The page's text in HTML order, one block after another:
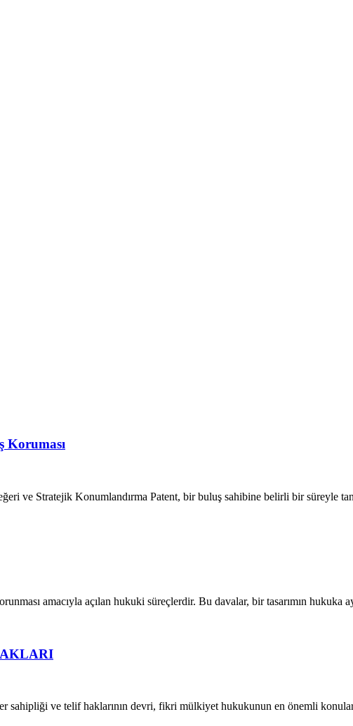
Koruması
ve Stratejik Konumlandırma Patent, bir buluş sahibine belirli bir süreyle
amacıyla açılan hukuki süreçlerdir. Bu davalar, bir tasarımın
sahipliği ve telif haklarının devri, fikri mülkiyet hukukunun en önemli